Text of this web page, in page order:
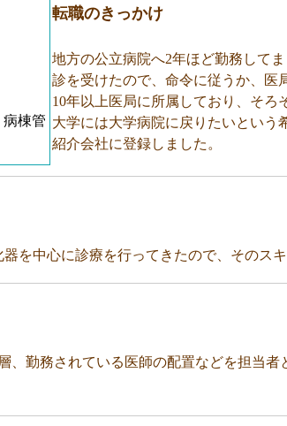
棟管
転職のきっかけ
地方の公立病院へ2年ほど勤務して
診を受けたので、命令に従うか、医
10年以上医局に所属しており、そろ
大学には大学病院に戻りたいという
紹介会社に登録しました。
を中心に診療を行ってきたので、そのスキ
勤務されている医師の配置などを担当